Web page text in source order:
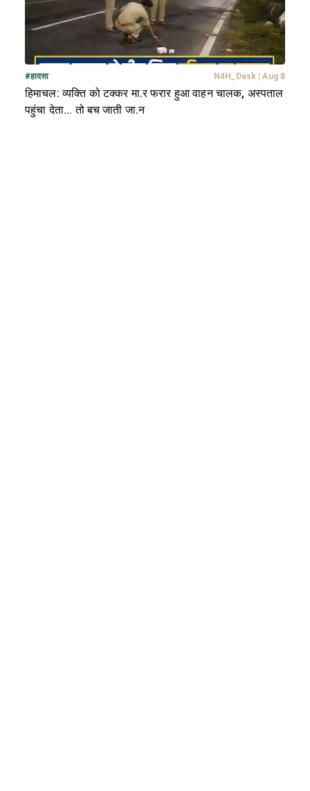
#हादसा N4H_Desk Aug 8
हिमाचल: व्यक्ति को टक्कर मा.र फरार हुआ वाहन चालक, अस्पताल
पहुंचा देता... तो बच जाती जा.न